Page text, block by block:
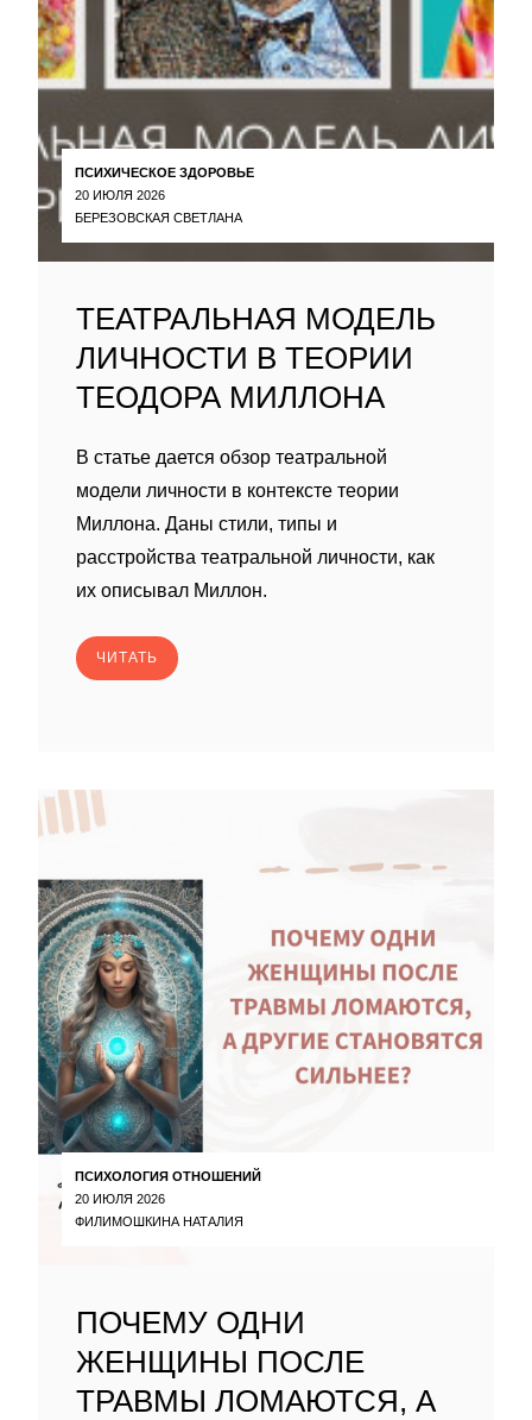
ПСИХИЧЕСКОЕ ЗДОРОВЬЕ
20 ИЮЛЯ 2026
БЕРЕЗОВСКАЯ СВЕТЛАНА
ТЕАТРАЛЬНАЯ МОДЕЛЬ
ЛИЧНОСТИ В ТЕОРИИ
ТЕОДОРА МИЛЛОНА
В статье дается обзор театральной
модели личности в контексте теории
Миллона. Даны стили, типы и
расстройства театральной личности, как
их описывал Миллон.
ЧИТАТЬ
ПСИХОЛОГИЯ ОТНОШЕНИЙ
20 ИЮЛЯ 2026
ФИЛИМОШКИНА НАТАЛИЯ
ПОЧЕМУ ОДНИ
ЖЕНЩИНЫ ПОСЛЕ
ТРАВМЫ ЛОМАЮТСЯ, А